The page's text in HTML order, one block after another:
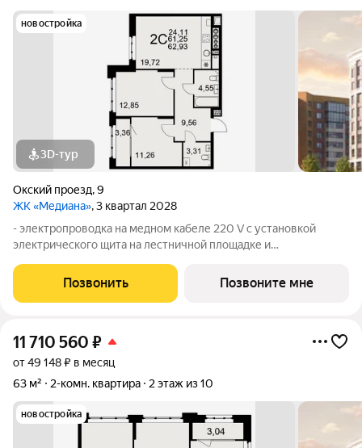
новостройка
3D-тур
Окский проезд,9
ЖК «Медиана», 3 квартал 2028
- электропроводка на медном кабеле 220 V с установкой
электрического щита на лестничной площадке и
стен, кроме стен лоджий, откосов дверных и оконных
проемов, ниш прохождения стояков
Позвонить Позвоните мне
11 710 560 ₽
от 49 148 ₽ в месяц
63 м²
2-комн. квартира 2 этаж из 10
новостройка